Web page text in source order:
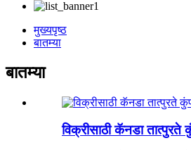
मुख्यपृष्ठ
बातम्या
बातम्या
विक्रीसाठी कॅनडा